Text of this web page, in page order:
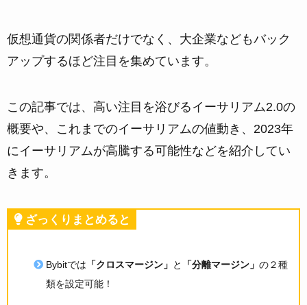
仮想通貨の関係者だけでなく、大企業などもバック
アップするほど注目を集めています。
この記事では、高い注目を浴びるイーサリアム2.0の
概要や、これまでのイーサリアムの値動き、2023年
にイーサリアムが高騰する可能性などを紹介してい
きます。
ざっくりまとめると
Bybitでは 「クロスマージン」 と 「分離マージン」 の２種
類を設定可能！